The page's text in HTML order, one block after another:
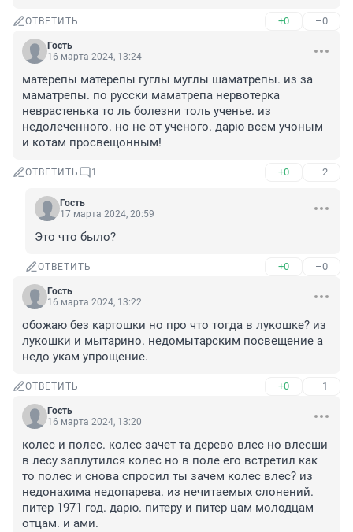
ОТВЕТИТЬ +0 –0
Гость
16 марта 2024, 13:24
матерепы матерепы гуглы муглы шаматрепы. из за
маматрепы. по русски маматрепа нервотерка
неврастенька то ль болезни толь ученье. из
недолеченного. но не от ученого. дарю всем учоным
и котам просвещонным!
ОТВЕТИТЬ 1 +0 –2
Гость
17 марта 2024, 20:59
Это что было?
ОТВЕТИТЬ +0 –0
Гость
16 марта 2024, 13:22
обожаю без картошки но про что тогда в лукошке? из
лукошки и мытарино. недомытарским посвещение а
недо укам упрощение.
ОТВЕТИТЬ +0 –1
Гость
16 марта 2024, 13:20
колес и полес. колес зачет та дерево влес но влесши
в лесу заплутился колес но в поле его встретил как
то полес и снова спросил ты зачем колес влес? из
недонахима недопарева. из нечитаемых слонений.
питер 1971 год. дарю. питеру и питер цам молодцам
отцам. и ами.